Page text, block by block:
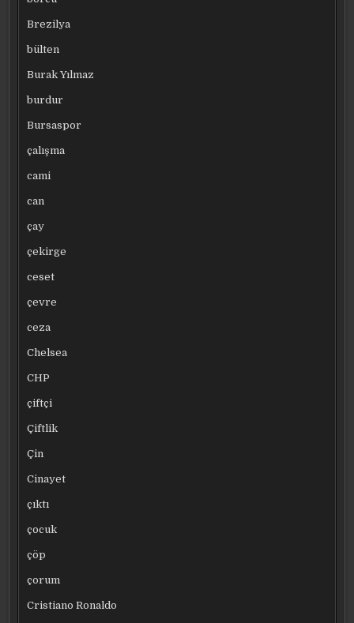
Brezilya
bülten
Burak Yılmaz
burdur
Bursaspor
çalışma
cami
can
çay
çekirge
ceset
çevre
ceza
Chelsea
CHP
çiftçi
Çiftlik
Çin
Cinayet
çıktı
çocuk
çöp
çorum
Cristiano Ronaldo